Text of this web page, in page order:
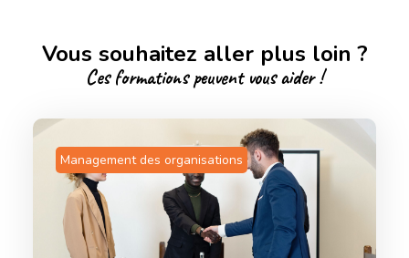
Vous souhaitez aller plus loin ?
Ces formations peuvent vous aider !
Management des organisations